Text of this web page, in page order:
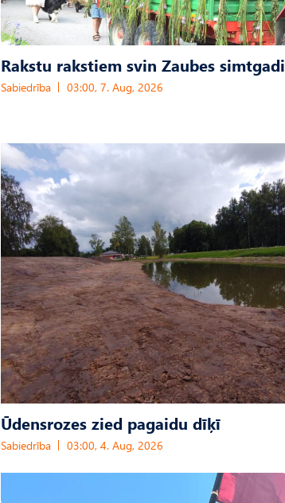
Rakstu rakstiem svin Zaubes simtgadi
Sabiedrība 03:00, 7. Aug, 2026
Ūdensrozes zied pagaidu dīķī
Sabiedrība 03:00, 4. Aug, 2026